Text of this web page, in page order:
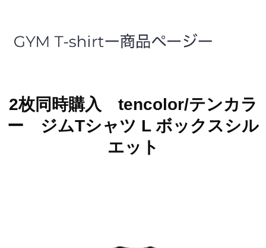
2枚同時購入 tencolor/テンカラ
ー ジムTシャツ L ボックスシル
エット